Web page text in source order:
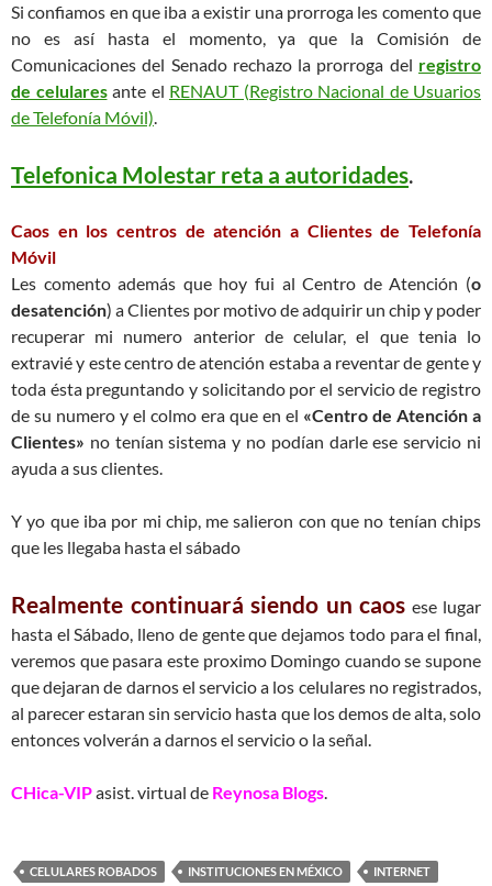
Si confiamos en que iba a existir una prorroga les comento que
no es así hasta el momento, ya que la Comisión de
Comunicaciones del Senado rechazo la prorroga del registro
de celularesante el RENAUT (Registro Nacional de Usuarios
de Telefonía Móvil).
Telefonica Molestar reta a autoridades.
Caos en los centros de atención a Clientes de Telefonía
Móvil
Les comento además que hoy fui al Centro de Atención (o
desatención) a Clientes por motivo de adquirir un chip y poder
recuperar mi numero anterior de celular, el que tenia lo
extravié y este centro de atención estaba a reventar de gente y
toda ésta preguntando y solicitando por el servicio de registro
de su numero y el colmo era que en el «Centro de Atención a
Clientes» no tenían sistema y no podían darle ese servicio ni
ayuda a sus clientes.
Y yo que iba por mi chip, me salieron con que no tenían chips
que les llegaba hasta el sábado
Realmente continuará siendo un caos ese lugar
hasta el Sábado, lleno de gente que dejamos todo para el final,
veremos que pasara este proximo Domingo cuando se supone
que dejaran de darnos el servicio a los celulares no registrados,
al parecer estaran sin servicio hasta que los demos de alta, solo
entonces volverán a darnos el servicio o la señal.
CHica-VIPasist. virtual de Reynosa Blogs.
CELULARES ROBADOS INSTITUCIONES EN MÉXICO
INTERNET